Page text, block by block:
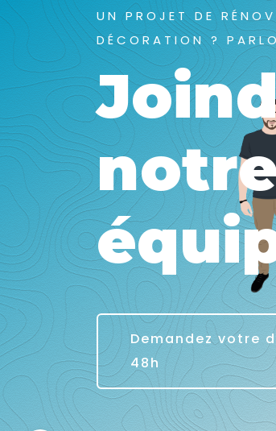
UN PROJET DE
DÉCORATION ?
notre
Demandez votre
48h